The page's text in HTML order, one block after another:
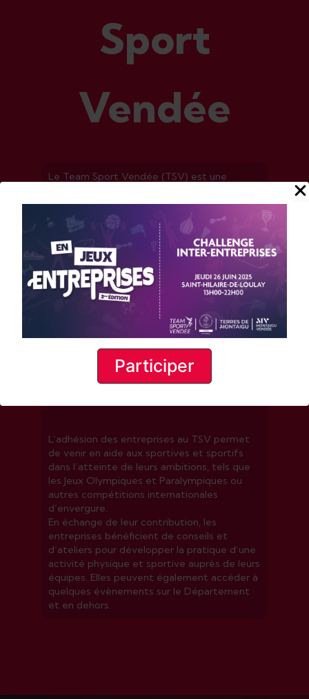
Participer
Sport
Vendée
Le Team Sport Vendée (TSV) est une
œuvre au soutien financier des athlètes de
haut niveau vendéens ou licenciés en
Vendée. Elle incite également les
entreprises du territoire à développer la
pratique sportive dans leurs locaux.
Présidé par Jean-Philippe Guignard,
Président du CDOS Vendée, le Team Sport
Vendée se donne trois objectifs majeurs :
• Soutenir les athlètes de haut niveau dans la
préparation de leurs objectifs sportifs,
• Développer la pratique sportive en
• Développer la pratique sportive dans leurs
L’adhésion des entreprises au TSV permet
de venir en aide aux sportives et sportifs
dans l’atteinte de leurs ambitions, tels que
les Jeux Olympiques et Paralympiques ou
autres compétitions internationales
d’envergure.
En échange de leur contribution, les
entreprises bénéficient de conseils et
d’ateliers pour développer la pratique d’une
activité physique et sportive auprès de leurs
équipes. Elles peuvent également accéder à
quelques évènements sur le Département
et en dehors.